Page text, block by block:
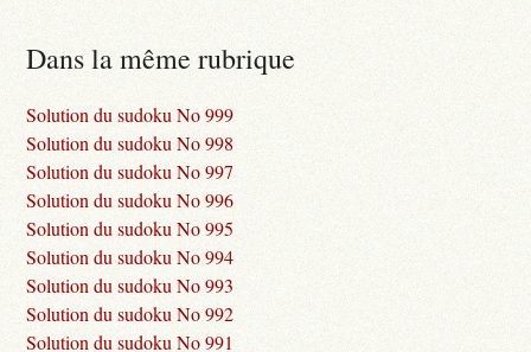
Dans la même rubrique
Solution du sudoku No 999
Solution du sudoku No 998
Solution du sudoku No 997
Solution du sudoku No 996
Solution du sudoku No 995
Solution du sudoku No 994
Solution du sudoku No 993
Solution du sudoku No 992
Solution du sudoku No 991